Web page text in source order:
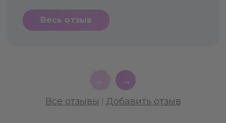
Весь отзыв
→
Все отзывы Добавить отзыв